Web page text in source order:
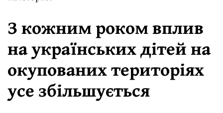
З кожним роком вплив
на українських дітей на
окупованих територіях
усе збільшується